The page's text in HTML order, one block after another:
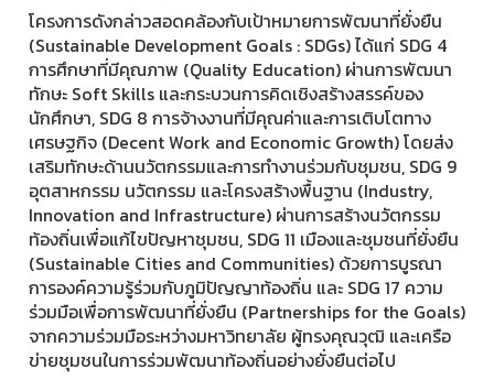
โครงการดังกล่าวสอดคล้องกับเป้าหมายการพัฒนาที่ยั่งยืน
(Sustainable Development Goals : SDGs) ได้แก่ SDG 4
การศึกษาที่มีคุณภาพ (Quality Education) ผ่านการพัฒนา
ทักษะ Soft Skills และกระบวนการคิดเชิงสร้างสรรค์ของ
นักศึกษา, SDG 8 การจ้างงานที่มีคุณค่าและการเติบโตทาง
เศรษฐกิจ (Decent Work and Economic Growth) โดยส่ง
เสริมทักษะด้านนวัตกรรมและการทำงานร่วมกับชุมชน, SDG 9
อุตสาหกรรม นวัตกรรม และโครงสร้างพื้นฐาน (Industry,
Innovation and Infrastructure) ผ่านการสร้างนวัตกรรม
ท้องถิ่นเพื่อแก้ไขปัญหาชุมชน, SDG 11 เมืองและชุมชนที่ยั่งยืน
(Sustainable Cities and Communities) ด้วยการบูรณา
การองค์ความรู้ร่วมกับภูมิปัญญาท้องถิ่น และ SDG 17 ความ
ร่วมมือเพื่อการพัฒนาที่ยั่งยืน (Partnerships for the Goals)
จากความร่วมมือระหว่างมหาวิทยาลัย ผู้ทรงคุณวุฒิ และเครือ
ข่ายชุมชนในการร่วมพัฒนาท้องถิ่นอย่างยั่งยืนต่อไป